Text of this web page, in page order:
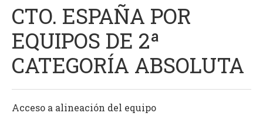
CTO. ESPAÑA POR
EQUIPOS DE 2ª
CATEGORÍA ABSOLUTA
Acceso a alineación del equipo